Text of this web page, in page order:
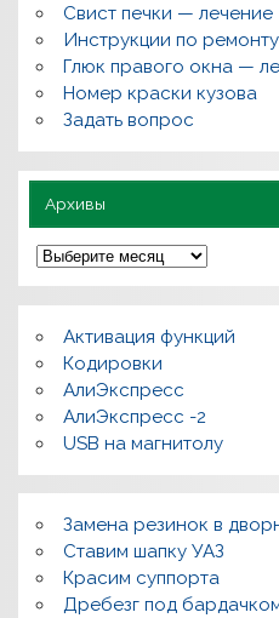
ы
,
о
л
з
Свист печки — лечение
Инструкции по
Глюк правого окна —
Номер краски кузова
Задать вопрос
Архивы
А
р
х
и
ы
Активация функций
Кодировки
АлиЭкспресс
АлиЭкспресс -2
USB на магнитолу
Замена резинок в
Ставим шапку УАЗ
Красим суппорта
Дребезг под